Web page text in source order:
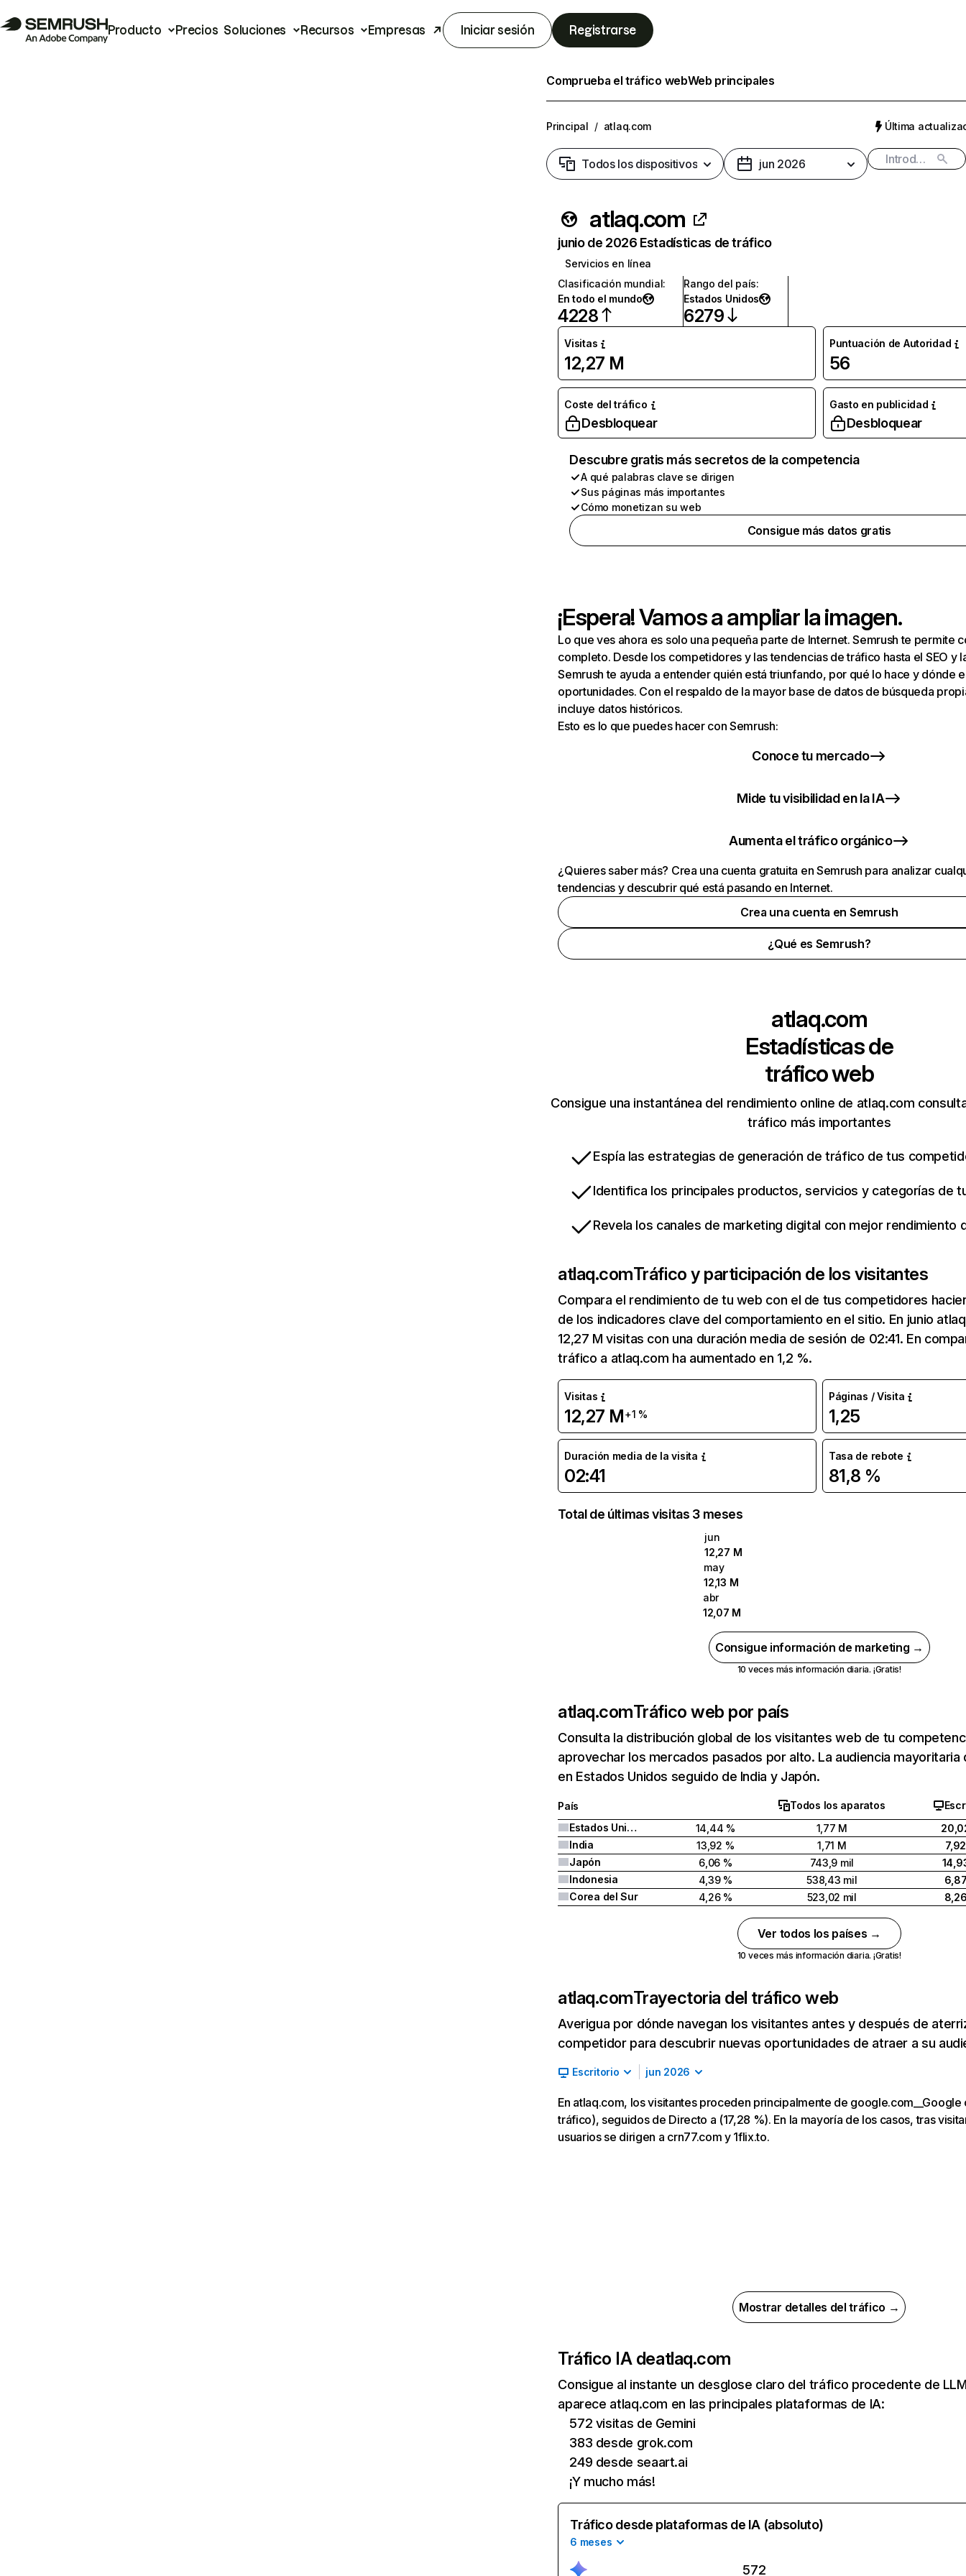
Producto Precios Soluciones Recursos Empresas Iniciar sesión Registrarse
Comprueba el tráfico webWeb principales
Principal / atlaq.com Última
Todos los dispositivos jun 2026
atlaq.com
junio de 2026 Estadísticas de tráfico
Servicios en línea
Clasificación mundial:
En todo el mundo
4228
Rango del país:
Estados Unidos
6279
Visitas
12,27 M
Puntuación de Autoridad
56
Coste del tráfico
Desbloquear
Gasto en publicidad
Desbloquear
Descubre gratis más secretos de la competencia
A qué palabras clave se dirigen
Sus páginas más importantes
Cómo monetizan su web
Consigue más datos gratis
¡Espera! Vamos a ampliar la imagen.
Lo que ves ahora es solo una pequeña parte de Internet. Semrush te permite
completo. Desde los competidores y las tendencias de tráfico hasta el SEO y
Semrush te ayuda a entender quién está triunfando, por qué lo hace y dónde
oportunidades. Con el respaldo de la mayor base de datos de búsqueda
incluye datos históricos.
Esto es lo que puedes hacer con Semrush:
Conoce tu mercado
Mide tu visibilidad en la IA
Aumenta el tráfico orgánico
¿Quieres saber más? Crea una cuenta gratuita en Semrush para analizar
tendencias y descubrir qué está pasando en Internet.
Crea una cuenta en Semrush
¿Qué es Semrush?
atlaq.com
Estadísticas de
tráfico web
Consigue una instantánea del rendimiento online de atlaq.com
tráfico más importantes
Espía las estrategias de generación de tráfico de tus
Identifica los principales productos, servicios y categorías de
Revela los canales de marketing digital con mejor rendimiento
atlaq.comTráfico y participación de los visitantes
Compara el rendimiento de tu web con el de tus competidores
de los indicadores clave del comportamiento en el sitio. En junio
12,27 M visitas con una duración media de sesión de 02:41. En
tráfico a atlaq.com ha aumentado en 1,2 %.
Visitas
12,27 M+1 %
Páginas / Visita
1,25
Duración media de la visita
02:41
Tasa de rebote
81,8 %
Total de últimas visitas 3 meses
jun
12,27 M
may
12,13 M
abr
12,07 M
Consigue información de marketing →
10 veces más información diaria. ¡Gratis!
atlaq.comTráfico web por país
Consulta la distribución global de los visitantes web de tu
aprovechar los mercados pasados por alto. La audiencia
en Estados Unidos seguido de India y Japón.
País Todos los aparatos
Estados Unidos
14,44 % 1,77 M
India
13,92 % 1,71 M
Japón
6,06 % 743,9 mil
Indonesia
4,39 % 538,43 mil
Corea del Sur
4,26 % 523,02 mil
Ver todos los países →
10 veces más información diaria. ¡Gratis!
atlaq.comTrayectoria del tráfico web
Averigua por dónde navegan los visitantes antes y después de
competidor para descubrir nuevas oportunidades de atraer a su
Escritorio jun 2026
En atlaq.com, los visitantes proceden principalmente de
tráfico), seguidos de Directo a (17,28 %). En la mayoría de los casos, tras
usuarios se dirigen a crn77.com y 1flix.to.
Mostrar detalles del tráfico →
Tráfico IA deatlaq.com
Consigue al instante un desglose claro del tráfico procedente de
aparece atlaq.com en las principales plataformas de IA:
572 visitas de Gemini
383 desde grok.com
249 desde seaart.ai
¡Y mucho más!
Tráfico desde plataformas de IA (absoluto)
6 meses
572